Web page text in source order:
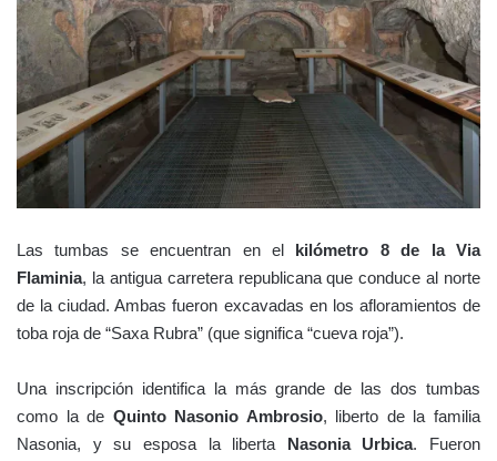
Las tumbas se encuentran en el kilómetro 8 de la Via
Flaminia, la antigua carretera republicana que conduce al norte
de la ciudad. Ambas fueron excavadas en los afloramientos de
toba roja de “Saxa Rubra” (que significa “cueva roja”).
Una inscripción identifica la más grande de las dos tumbas
como la de Quinto Nasonio Ambrosio, liberto de la familia
Nasonia, y su esposa la liberta Nasonia Urbica. Fueron